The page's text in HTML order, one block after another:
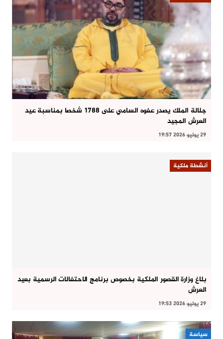
جلالة الملك يصدر عفوه السامي على 1788 شخصا بمناسبة عيد
العرش المجيد
29 يوليو 2026 19:57
أنشطة ملكية
بلاغ وزارة القصور الملكية بخصوص برنامج الاحتفالات الرسمية بعيد
العرش
29 يوليو 2026 19:53
سياسة